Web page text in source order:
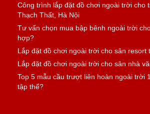
Công trình lắp đặt đồ chơi ngoài trời cho
Thạch Thất, Hà Nội
Tư vấn chọn mua bập bênh ngoài trời
hợp?
Lắp đặt đồ chơi ngoài trời cho sân resort
Lắp đặt đồ chơi ngoài trời cho sân nhà
Top 5 mẫu cầu trượt liên hoàn ngoài trời
tập thể?